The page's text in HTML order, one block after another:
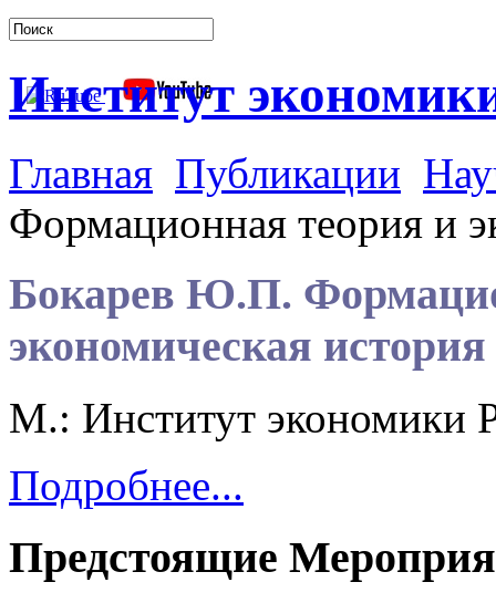
Институт
Главная Публикации
Формационная теория и
Бокарев Ю.П.
экономическая
М.: Институт экономики
Подробнее...
Предстоящие